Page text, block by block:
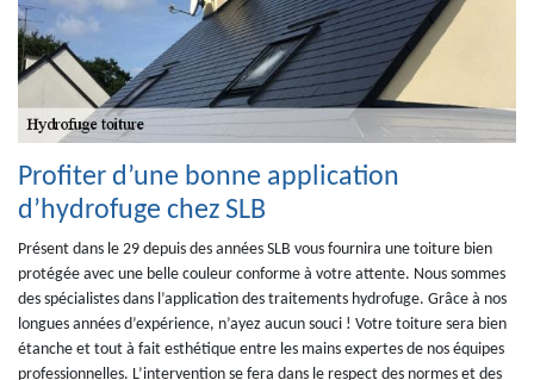
Profiter d’une bonne application
d’hydrofuge chez SLB
Présent dans le 29 depuis des années SLB vous fournira une toiture bien
protégée avec une belle couleur conforme à votre attente. Nous sommes
des spécialistes dans l’application des traitements hydrofuge. Grâce à nos
longues années d’expérience, n’ayez aucun souci ! Votre toiture sera bien
étanche et tout à fait esthétique entre les mains expertes de nos équipes
professionnelles. L’intervention se fera dans le respect des normes et des